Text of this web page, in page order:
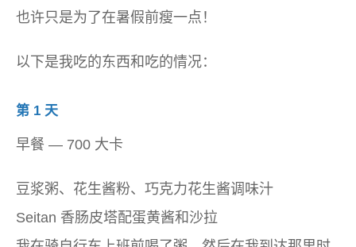
也许只是为了在暑假前瘦一点！
以下是我吃的东西和吃的情况：
第 1 天
早餐 — 700 大卡
豆浆粥、花生酱粉、巧克力花生酱调味汁
Seitan 香肠皮塔配蛋黄酱和沙拉